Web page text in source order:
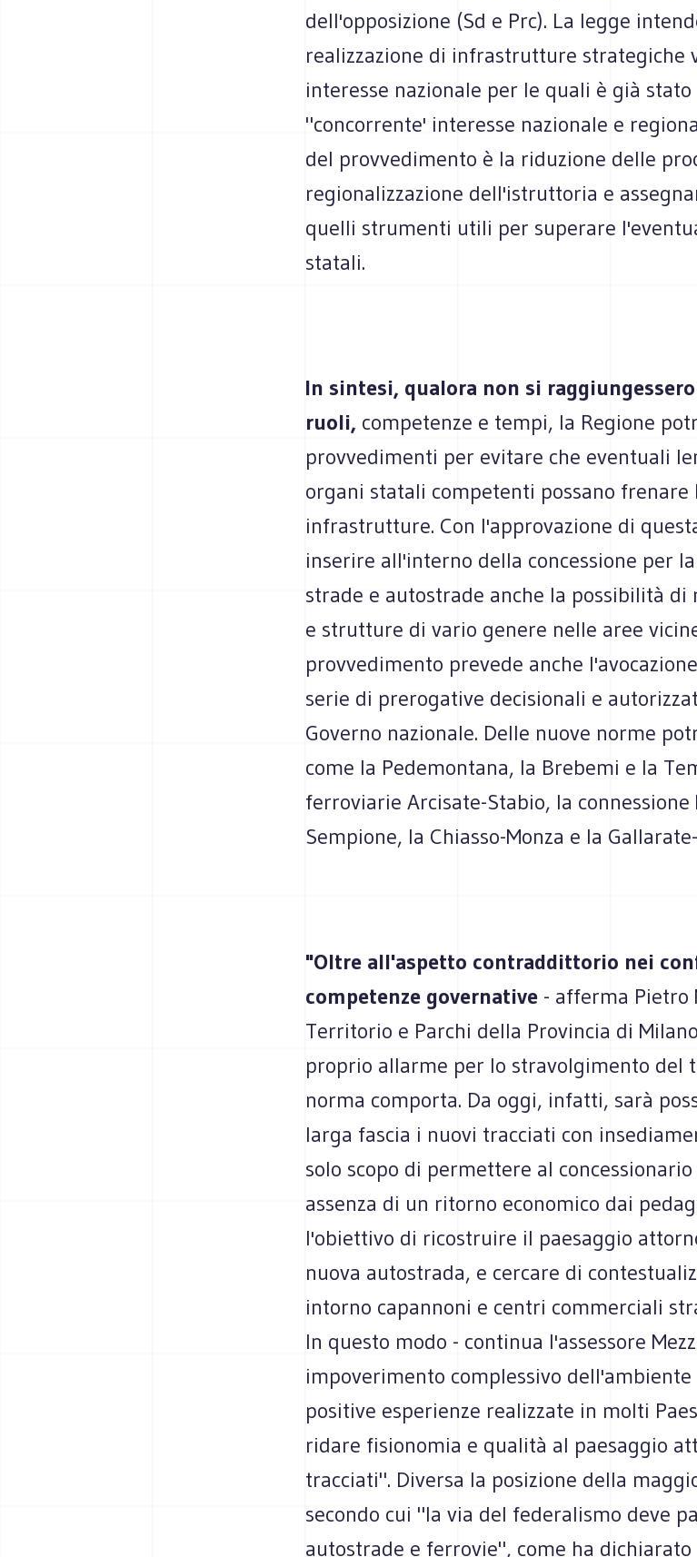
dell'opposizione (Sd e Prc). La legge
realizzazione di infrastrutture strategiche
interesse nazionale per le quali è già
"concorrente' interesse nazionale e
del provvedimento è la riduzione delle
regionalizzazione dell'istruttoria e
quelli strumenti utili per superare
statali.
In sintesi, qualora non si
ruoli, competenze e tempi, la Regione
provvedimenti per evitare che eventuali
organi statali competenti possano frenare
infrastrutture. Con l'approvazione di
inserire all'interno della concessione per
strade e autostrade anche la possibilità di
e strutture di vario genere nelle aree
provvedimento prevede anche
serie di prerogative decisionali e
Governo nazionale. Delle nuove norme
come la Pedemontana, la Brebemi e la
ferroviarie Arcisate-Stabio, la connessione
Sempione, la Chiasso-Monza e la
"Oltre all'aspetto contraddittorio nei
competenze governative - afferma Pietro
Territorio e Parchi della Provincia di
proprio allarme per lo stravolgimento del
norma comporta. Da oggi, infatti, sarà
larga fascia i nuovi tracciati con
solo scopo di permettere al
assenza di un ritorno economico dai
l'obiettivo di ricostruire il paesaggio
nuova autostrada, e cercare di
intorno capannoni e centri commerciali
In questo modo - continua l'assessore
impoverimento complessivo
positive esperienze realizzate in molti
ridare fisionomia e qualità al paesaggio
tracciati". Diversa la posizione della
secondo cui "la via del federalismo deve
autostrade e ferrovie", come ha dichiarato